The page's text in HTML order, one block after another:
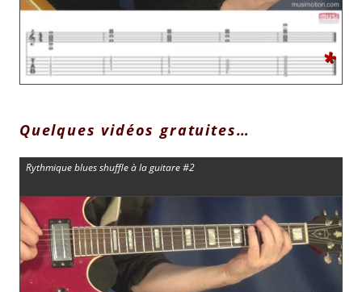
*
Quelques vidéos gratuites…
Rythmique blues shuffle à la guitare #2